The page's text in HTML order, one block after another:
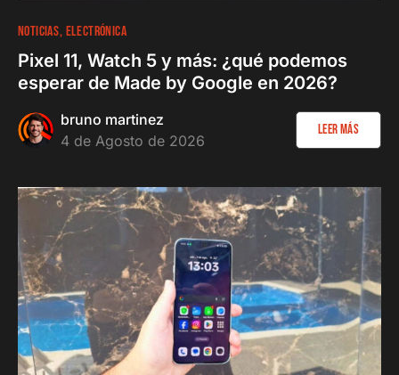
NOTICIAS ELECTRÓNICA
Pixel 11, Watch 5 y más: ¿qué podemos
esperar de Made by Google en 2026?
bruno martinez
4 de Agosto de 2026
Leer más